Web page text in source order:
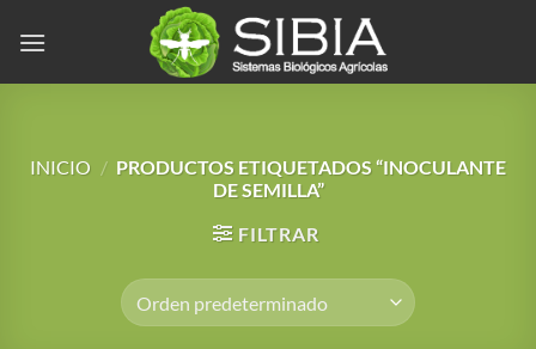
INICIO / PRODUCTOS ETIQUETADOS “INOCULANTE
DE SEMILLA”
FILTRAR